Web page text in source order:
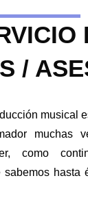
/
musical
muchas
como
hasta